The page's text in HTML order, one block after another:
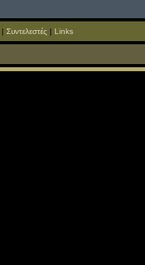
| Συντελεστές | Links